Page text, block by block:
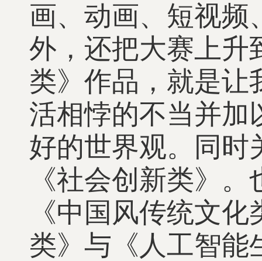
画、动画、短视频
外，还把大赛上升
类》作品，就是让
活相悖的不当并加
好的世界观。同时
《社会创新类》
《中国风传统文
类》与《人工智能